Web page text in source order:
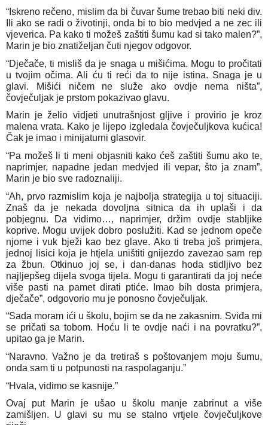
“Iskreno rečeno, mislim da bi čuvar šume trebao biti neki div.
Ili ako se radi o životinji, onda bi to bio medvjed a ne zec ili
vjeverica. Pa kako ti možeš zaštiti šumu kad si tako malen?”,
Marin je bio znatiželjan čuti njegov odgovor.
“Dječače, ti misliš da je snaga u mišićima. Mogu to pročitati
u tvojim očima. Ali ću ti reći da to nije istina. Snaga je u
glavi. Mišići ničem ne služe ako ovdje nema ništa”,
čovječuljak je prstom pokazivao glavu.
Marin je želio vidjeti unutrašnjost gljive i provirio je kroz
malena vrata. Kako je lijepo izgledala čovječuljkova kućica!
Čak je imao i minijaturni glasovir.
“Pa možeš li ti meni objasniti kako ćeš zaštiti šumu ako te,
naprimjer, napadne jedan medvjed ili vepar, što ja znam”,
Marin je bio sve radoznaliji.
“Ah, prvo razmislim koja je najbolja strategija u toj situaciji.
Znaš da je nekada dovoljna sitnica da ih uplaši i da
pobjegnu. Da vidimo…, naprimjer, držim ovdje stabljike
koprive. Mogu uvijek dobro poslužiti. Kad se jednom opeče
njome i vuk bježi kao bez glave. Ako ti treba još primjera,
jednoj lisici koja je htjela uništiti gnijezdo zavezao sam rep
za žbun. Otkinuo joj se, i dan-danas hoda stidljivo bez
najljepšeg dijela svoga tijela. Mogu ti garantirati da joj neće
više pasti na pamet dirati ptiće. Imao bih dosta primjera,
dječače”, odgovorio mu je ponosno čovječuljak.
“Sada moram ići u školu, bojim se da ne zakasnim. Sviđa mi
se pričati sa tobom. Hoću li te ovdje naći i na povratku?”,
upitao ga je Marin.
“Naravno. Važno je da tretiraš s poštovanjem moju šumu,
onda sam ti u potpunosti na raspolaganju.”
“Hvala, vidimo se kasnije.”
Ovaj put Marin je ušao u školu manje zabrinut a više
zamišljen. U glavi su mu se stalno vrtjele čovječuljkove